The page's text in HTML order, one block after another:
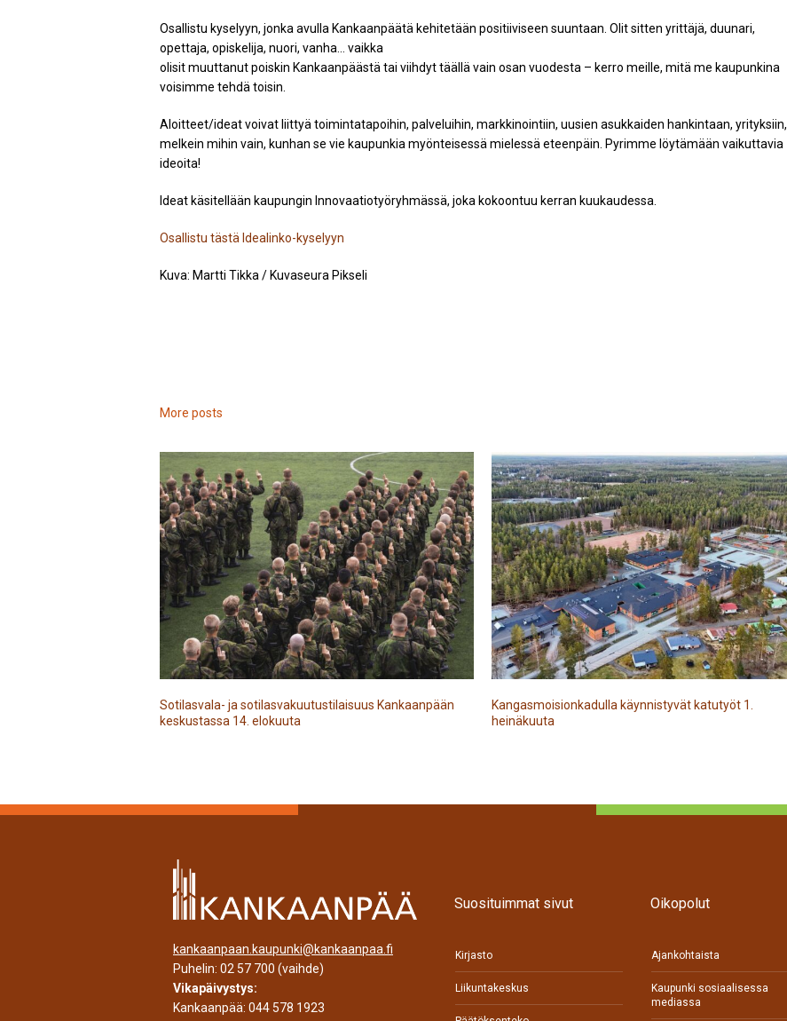
Osallistu kyselyyn, jonka avulla Kankaanpäätä kehitetään positiiviseen suuntaan. Olit sitten yrittäjä, duunari,
opettaja, opiskelija, nuori, vanha… vaikka
olisit muuttanut poiskin Kankaanpäästä tai viihdyt täällä vain osan vuodesta – kerro meille, mitä me kaupunkina
voisimme tehdä toisin.
Aloitteet/ideat voivat liittyä toimintatapoihin, palveluihin, markkinointiin, uusien asukkaiden hankintaan, yrityksiin,
melkein mihin vain, kunhan se vie kaupunkia myönteisessä mielessä eteenpäin. Pyrimme löytämään vaikuttavia
ideoita!
Ideat käsitellään kaupungin Innovaatiotyöryhmässä, joka kokoontuu kerran kuukaudessa.
Osallistu tästä Idealinko-kyselyyn
Kuva: Martti Tikka / Kuvaseura Pikseli
More posts
Sotilasvala- ja sotilasvakuutustilaisuus Kankaanpään
keskustassa 14. elokuuta
Kangasmoisionkadulla käynnistyvät katutyöt 1.
heinäkuuta
kankaanpaan.kaupunki@kankaanpaa.fi
Puhelin: 02 57 700 (vaihde)
Vikapäivystys:
Kankaanpää: 044 578 1923
Suosituimmat sivut
Kirjasto
Liikuntakeskus
Oikopolut
Ajankohtaista
Kaupunki sosiaalisessa
mediassa